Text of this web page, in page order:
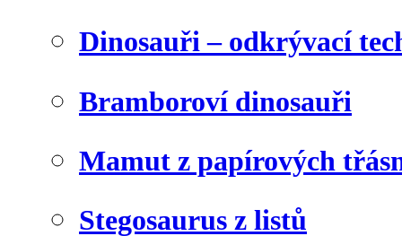
Dinosauři – odkrývací
Bramboroví dinosauři
Mamut z papírových
Stegosaurus z listů